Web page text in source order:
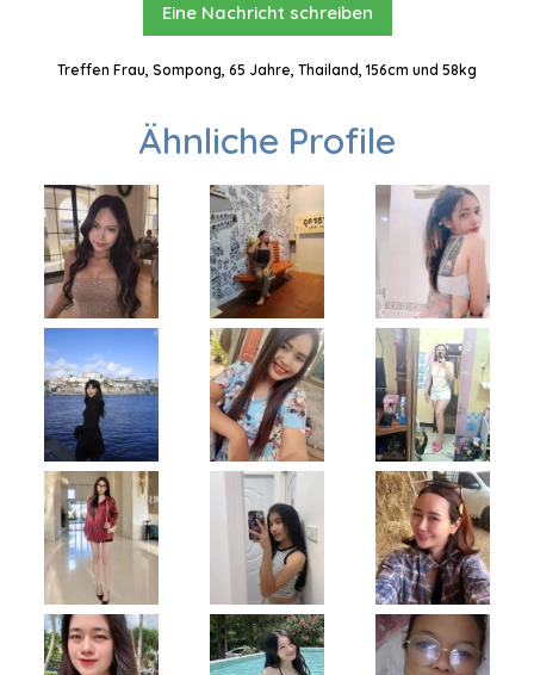
Eine Nachricht schreiben
Treffen Frau, Sompong, 65 Jahre, Thailand, 156cm und 58kg
Ähnliche Profile